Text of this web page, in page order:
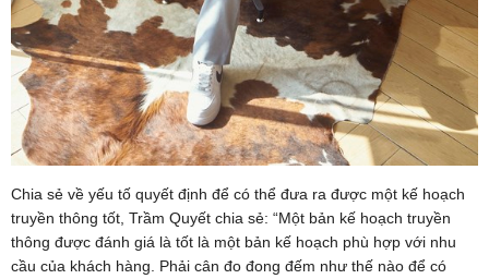
Chia sẻ về yếu tố quyết định để có thể đưa ra được một kế hoạch
truyền thông tốt, Trầm Quyết chia sẻ: “Một bản kế hoạch truyền
thông được đánh giá là tốt là một bản kế hoạch phù hợp với nhu
cầu của khách hàng. Phải cân đo đong đếm như thế nào để có